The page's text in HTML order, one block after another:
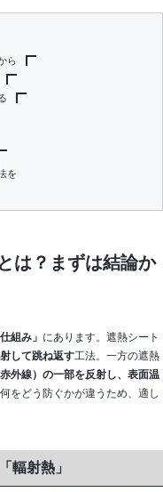
ら
る？
を
は？まずは結論か
組み」 にあります。遮熱シート
して跳ね返す工法。一方の遮熱
外線）の一部を反射し、表面温
をどう防ぐかが違うため、適し
輻射熱」